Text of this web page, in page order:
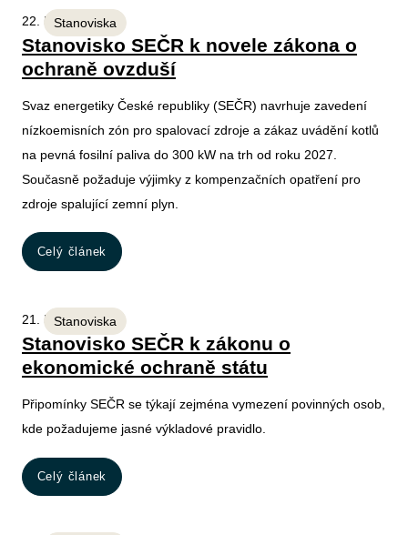
Stanoviska
22. 5. 2026
Stanovisko SEČR k novele zákona o
ochraně ovzduší
Svaz energetiky České republiky (SEČR) navrhuje zavedení
nízkoemisních zón pro spalovací zdroje a zákaz uvádění kotlů
na pevná fosilní paliva do 300 kW na trh od roku 2027.
Současně požaduje výjimky z kompenzačních opatření pro
zdroje spalující zemní plyn.
Celý článek
Stanoviska
21. 5. 2026
Stanovisko SEČR k zákonu o
ekonomické ochraně státu
Připomínky SEČR se týkají zejména vymezení povinných osob,
kde požadujeme jasné výkladové pravidlo.
Celý článek